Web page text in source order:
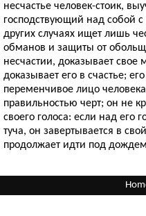
несчастье человек-стоик,
господствующий над собой
других случаях ищет лишь
обманов и защиты от
несчастии, доказывает свое
доказывает его в счастье;
переменчивое лицо
правильностью черт; он не
своего голоса: если над его
туча, он завертывается в
продолжает идти под